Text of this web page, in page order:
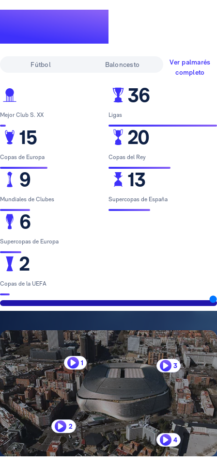
Fútbol Baloncesto
Ver palmarés
completo
Mejor Club S. XX
15
Copas de Europa
9
Mundiales de Clubes
6
Supercopas de Europa
2
Copas de la UEFA
36
Ligas
20
Copas del Rey
13
Supercopas de España
1
2
3
4